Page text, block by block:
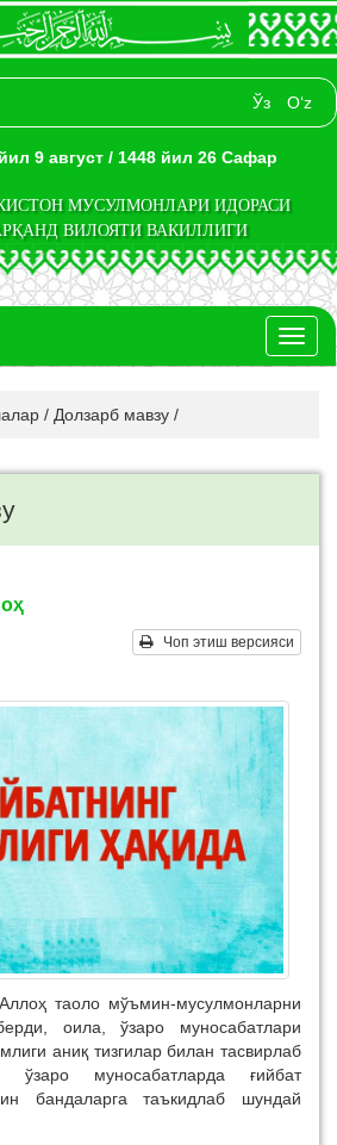
Ўз O‘z
9 август / 1448 йил 26 Сафар
МУСУЛМОНЛАРИ ИДОРАСИ
ВИЛОЯТИ ВАКИЛЛИГИ
/ Долзарб мавзу /
Чоп этиш версияси
таоло мўъмин-мусулмонларни
оила, ўзаро муносабатлари
аниқ тизгилар билан тасвирлаб
муносабатларда ғийбат
бандаларга таъкидлаб шундай